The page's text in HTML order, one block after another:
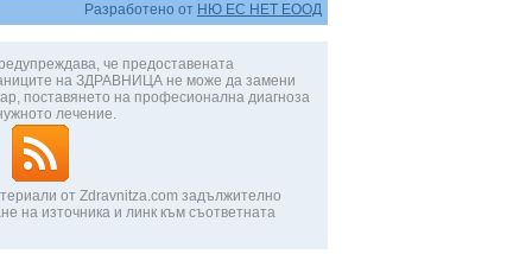
Разработено от НЮ ЕС НЕТ ЕООД
че предоставената
на ЗДРАВНИЦА не може да замени
поставянето на професионална диагноза
лечение.
от Zdravnitza.com задължително
на източника и линк към съответната